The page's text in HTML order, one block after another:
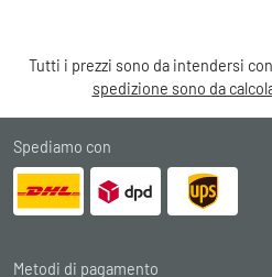
Tutti i prezzi sono da intendersi con
spedizione sono da
Spediamo con
Metodi di pagamento